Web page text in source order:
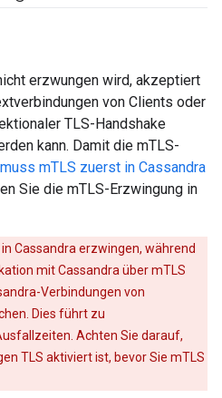
erzwungen wird, akzeptiert
von Clients oder
TLS-Handshake
kann. Damit die mTLS-
muss mTLS zuerst in Cassandra
Sie die mTLS-Erzwingung in
Cassandra erzwingen, während
mit Cassandra über mTLS
Verbindungen von
Dies führt zu
Achten Sie darauf,
TLS aktiviert ist, bevor Sie mTLS